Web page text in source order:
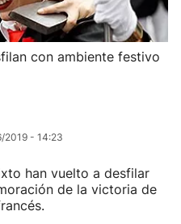
con ambiente festivo
2019 - 14:23
han vuelto a desfilar
de la victoria de